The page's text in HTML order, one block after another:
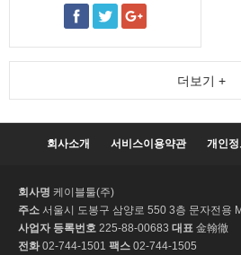
더보기 +
회사소개 서비스이용약관 개인정
회사명 케이블툴(주)
주소 서울시 도봉구 삼양로 550 3층 문자전용
사업자 등록번호 225-88-00683 대표 金翰徹
전화02-744-1501 팩스 02-744-1505